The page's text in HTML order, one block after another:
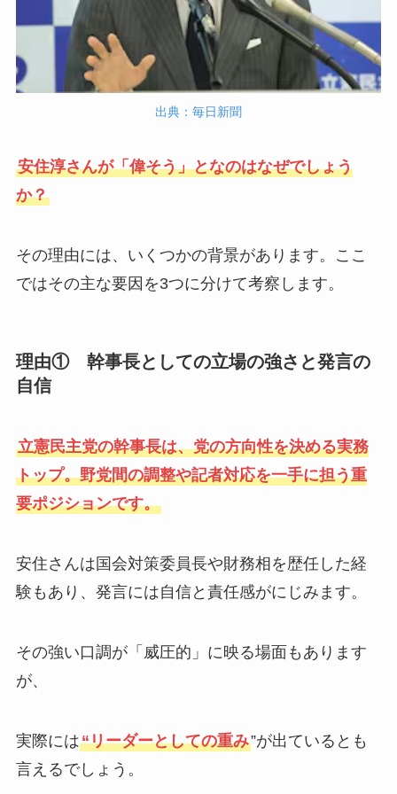
出典：毎日新聞
安住淳さんが「偉そう」となのはなぜでしょう
か？
その理由には、いくつかの背景があります。ここ
ではその主な要因を3つに分けて考察します。
理由① 幹事長としての立場の強さと発言の
自信
立憲民主党の幹事長は、党の方向性を決める実務
トップ。野党間の調整や記者対応を一手に担う重
要ポジションです。
安住さんは国会対策委員長や財務相を歴任した経
験もあり、発言には自信と責任感がにじみます。
その強い口調が「威圧的」に映る場面もあります
が、
実際には“リーダーとしての重み”が出ているとも
言えるでしょう。